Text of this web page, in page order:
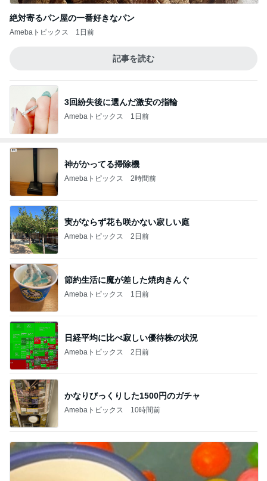
絶対寄るパン屋の一番好きなパン
Amebaトピックス 1日前
記事を読む
3回紛失後に選んだ激安の指輪
Amebaトピックス 1日前
神がかってる掃除機
Amebaトピックス 2時間前
実がならず花も咲かない寂しい庭
Amebaトピックス 2日前
節約生活に魔が差した焼肉きんぐ
Amebaトピックス 1日前
日経平均に比べ寂しい優待株の状況
Amebaトピックス 2日前
かなりびっくりした1500円のガチャ
Amebaトピックス 10時間前